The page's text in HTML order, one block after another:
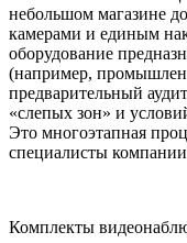
небольшом магазине
камерами и единым
оборудование
(например,
предварительный
«слепых зон» и
Это многоэтапная
специалисты
Комплекты